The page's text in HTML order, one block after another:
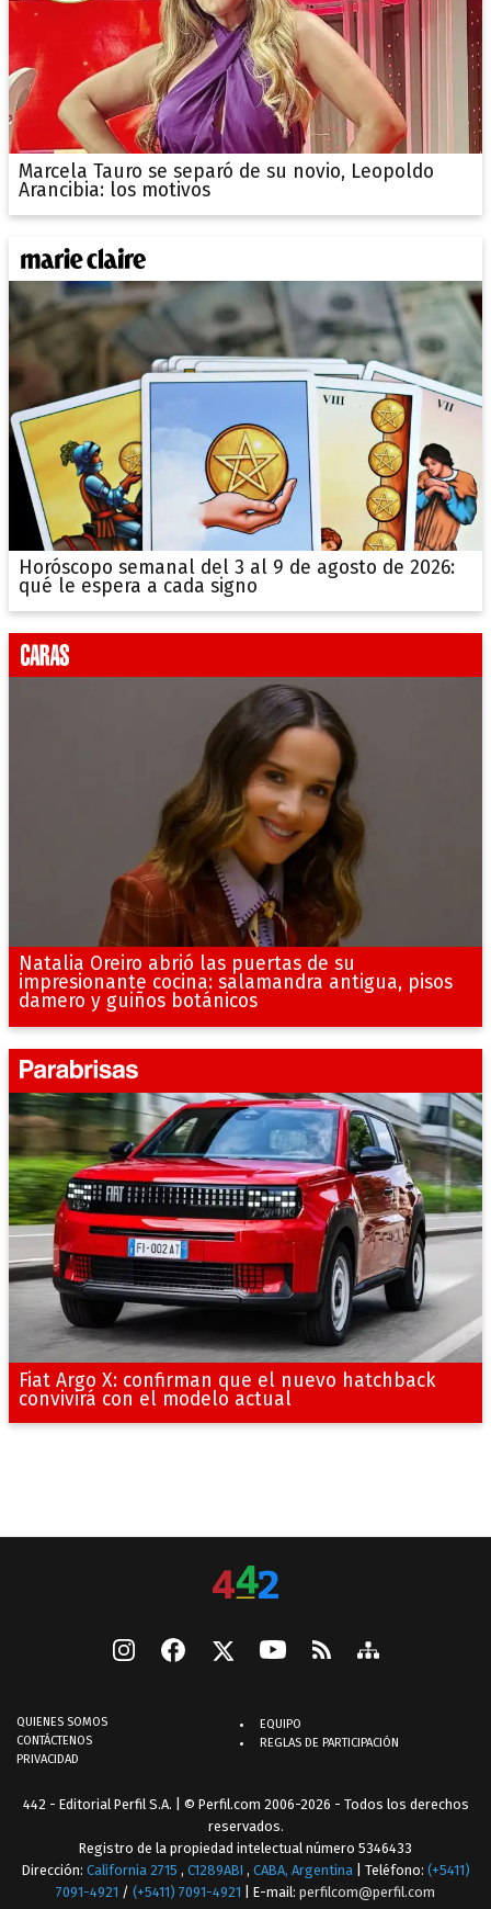
Marcela Tauro se separó de su novio, Leopoldo
Arancibia: los motivos
Horóscopo semanal del 3 al 9 de agosto de 2026:
qué le espera a cada signo
Natalia Oreiro abrió las puertas de su
impresionante cocina: salamandra antigua, pisos
damero y guiños botánicos
Fiat Argo X: confirman que el nuevo hatchback
convivirá con el modelo actual
QUIENES SOMOS
CONTÁCTENOS
PRIVACIDAD
EQUIPO
REGLAS DE PARTICIPACIÓN
442 - Editorial Perfil S.A. | © Perfil.com 2006-2026 - Todos los derechos
reservados.
Registro de la propiedad intelectual número 5346433
Dirección: California 2715 , C1289ABI , CABA, Argentina | Teléfono: (+5411)
7091-4921 / (+5411) 7091-4921 | E-mail: perfilcom@perfil.com